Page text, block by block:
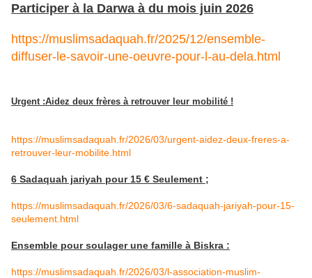
Participer à la Darwa à du mois juin 2026
https://muslimsadaquah.fr/2025/12/ensemble-
diffuser-le-savoir-une-oeuvre-pour-l-au-dela.html
Urgent :Aidez deux frères à retrouver leur mobilité !
https://muslimsadaquah.fr/2026/03/urgent-aidez-deux-freres-a-
retrouver-leur-mobilite.html
6 Sadaquah jariyah pour 15 € Seulement ;
https://muslimsadaquah.fr/2026/03/6-sadaquah-jariyah-pour-15-
seulement.html
Ensemble pour soulager une famille à Biskra :
https://muslimsadaquah.fr/2026/03/l-association-muslim-